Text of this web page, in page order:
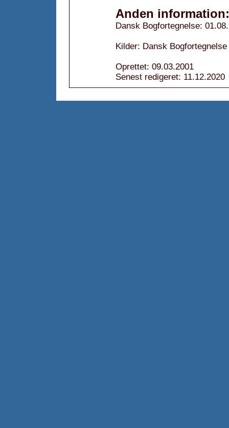
Anden information:
Dansk Bogfortegnelse:
Kilder: Dansk
Oprettet: 09.03.2001
Senest redigeret: 11.12.2020